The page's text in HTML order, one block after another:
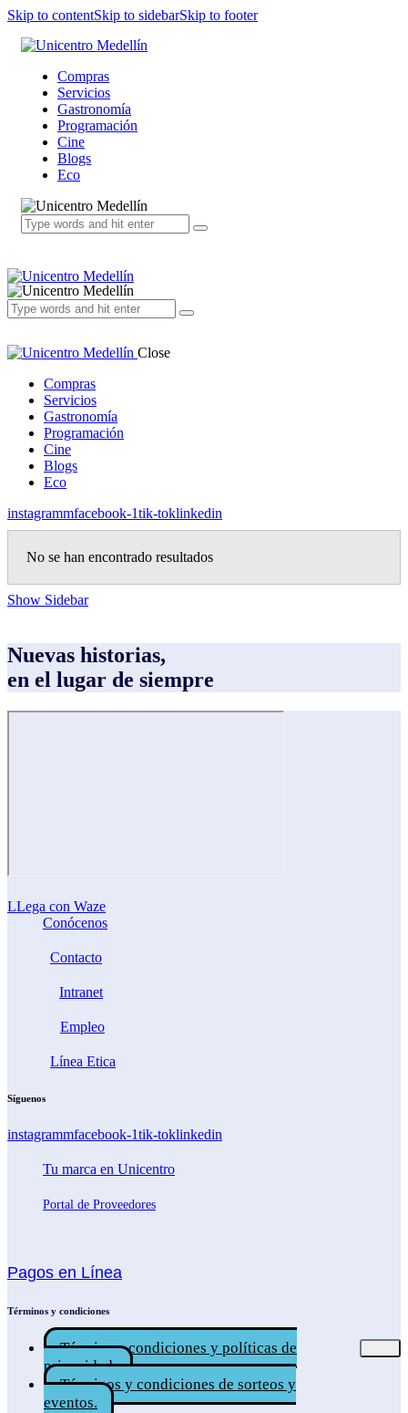
Skip to contentSkip to sidebarSkip to footer
Compras
Servicios
Gastronomía
Programación
Cine
Blogs
Eco
Close
Compras
Servicios
Gastronomía
Programación
Cine
Blogs
Eco
instagrammfacebook-1tik-toklinkedin
No se han encontrado resultados
Show Sidebar
Nuevas historias,
en el lugar de siempre
LLega con Waze
Conócenos
Contacto
Intranet
Empleo
Línea Etica
Síguenos
instagrammfacebook-1tik-toklinkedin
Tu marca en Unicentro
Portal de Proveedores
Pagos en Línea
Términos y condiciones
Términos, condiciones y políticas de
privacidad.
Términos y condiciones de sorteos y
eventos.